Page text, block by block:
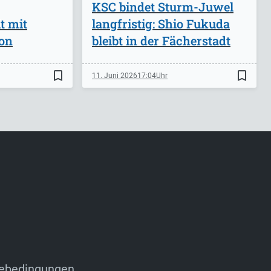
mit
bookmark_border
KSC bindet Sturm-Juwel
langfristig: Shio Fukuda
bleibt in der Fächerstadt
11. Juni 202617:04 bookmark_border